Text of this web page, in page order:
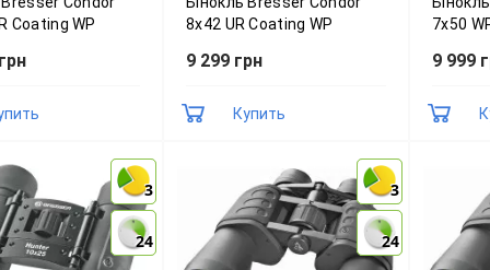
Coating WP
8x42 UR Coating WP
9 299 грн
Купить
7x50
9 999
3
24
3
24
3
24
3
24